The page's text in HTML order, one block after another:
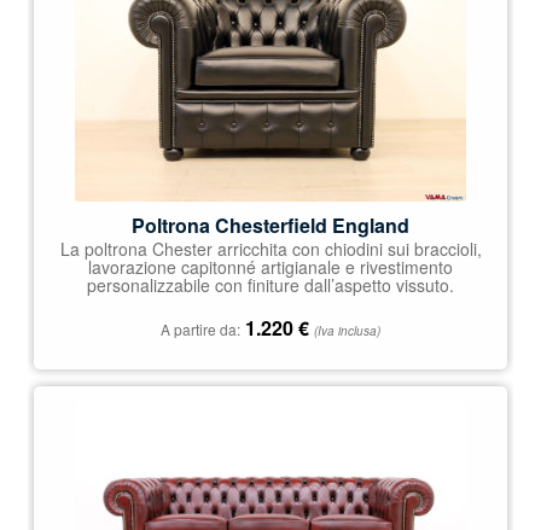
Poltrona Chesterfield England
La poltrona Chester arricchita con chiodini sui braccioli,
lavorazione capitonné artigianale e rivestimento
personalizzabile con finiture dall’aspetto vissuto.
A partire da: 1.220€ (Iva inclusa)